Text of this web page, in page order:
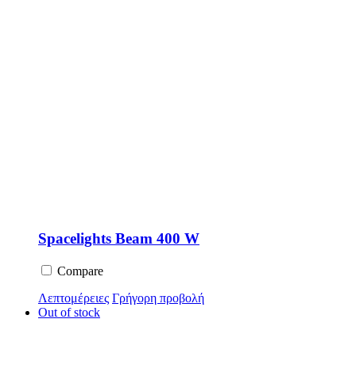
Spacelights Beam 400 W
Compare
Λεπτομέρειες Γρήγορη προβολή
Out of stock